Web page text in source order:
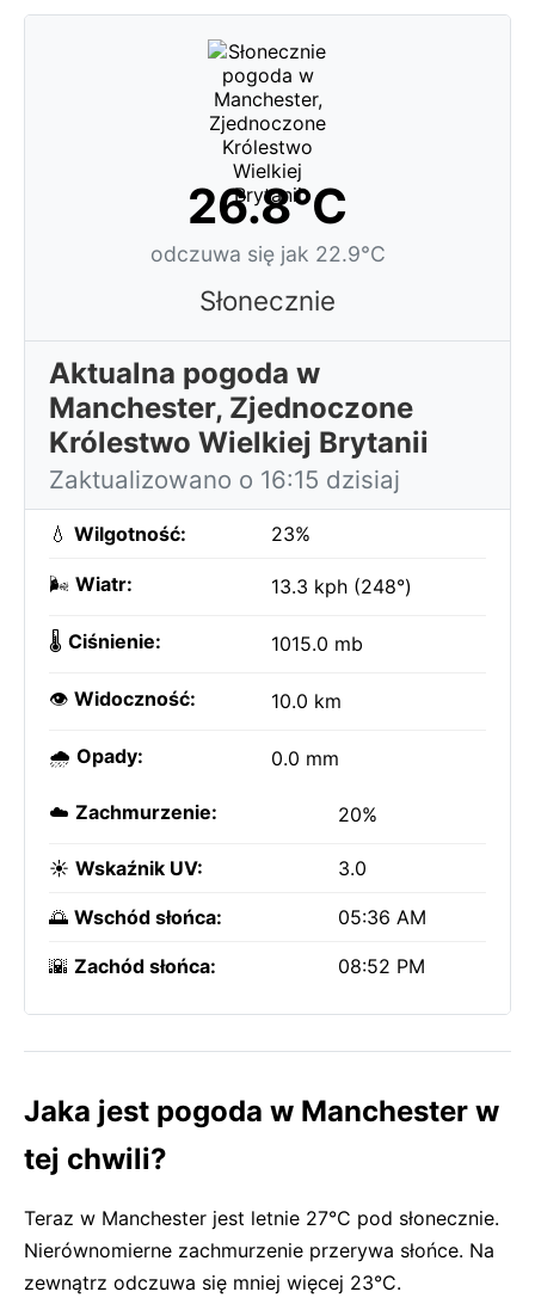
26.8°C
odczuwa się jak 22.9°C
Słonecznie
Aktualna pogoda w
Manchester, Zjednoczone
Królestwo Wielkiej Brytanii
Zaktualizowano o 16:15 dzisiaj
💧 Wilgotność: 23%
🌬️ Wiatr: 13.3 kph (248°)
🌡️ Ciśnienie: 1015.0 mb
👁️ Widoczność: 10.0 km
🌧️ Opady: 0.0 mm
☁️ Zachmurzenie: 20%
☀️ Wskaźnik UV: 3.0
🌅 Wschód słońca: 05:36 AM
🌇 Zachód słońca: 08:52 PM
Jaka jest pogoda w Manchester w
tej chwili?
Teraz w Manchester jest letnie 27°C pod słonecznie.
Nierównomierne zachmurzenie przerywa słońce. Na
zewnątrz odczuwa się mniej więcej 23°C.